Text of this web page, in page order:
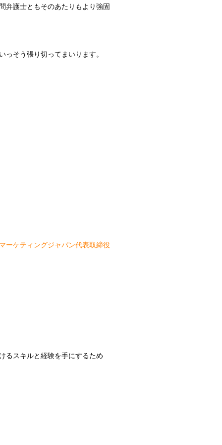
弁護士ともそのあたりもより強固
そう張り切ってまいります。
ーケティングジャパン代表取締役
るスキルと経験を手にするため